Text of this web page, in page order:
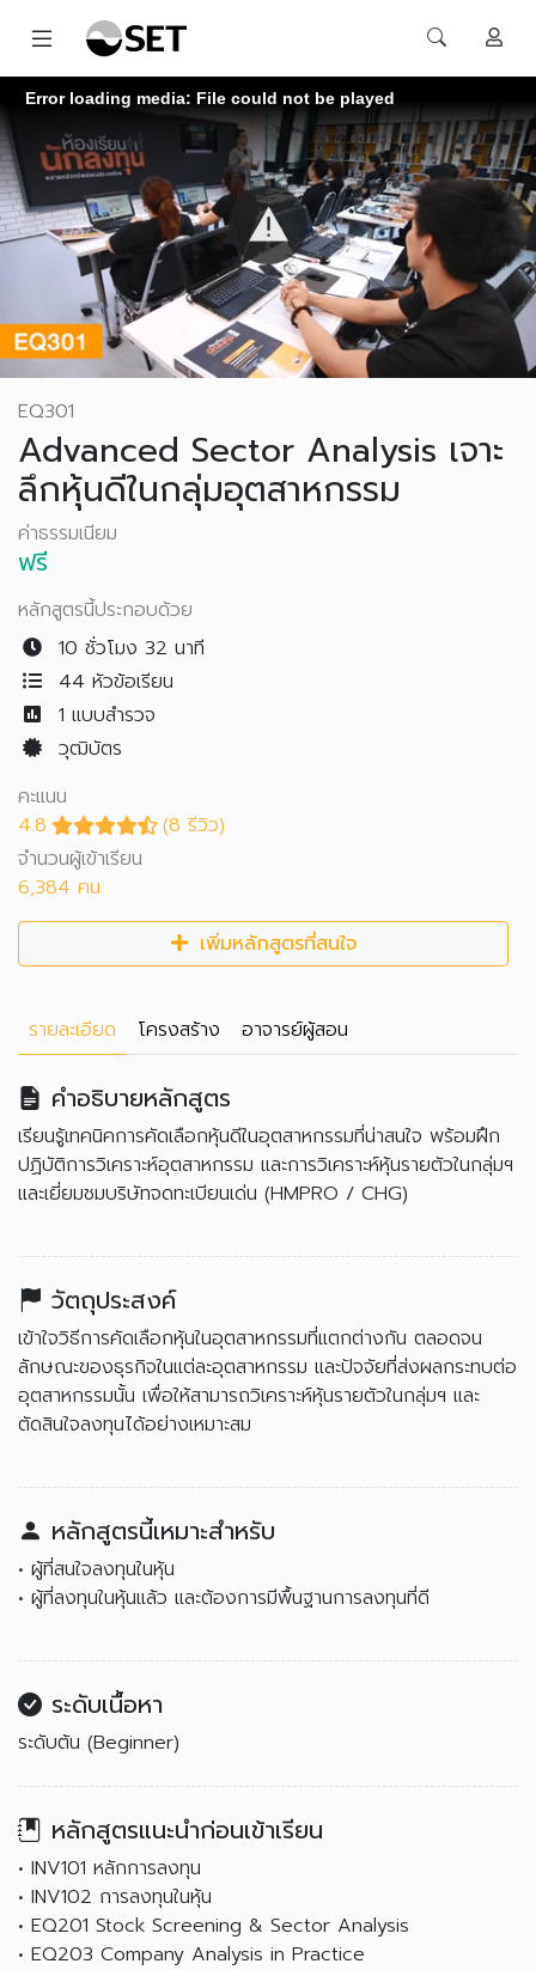
Error loading media: File could not be played
EQ301
Advanced Sector Analysis เจาะ
ลึกหุ้นดีในกลุ่มอุตสาหกรรม
ค่าธรรมเนียม
ฟรี
หลักสูตรนี้ประกอบด้วย
10 ชั่วโมง 32 นาที
44 หัวข้อเรียน
1 แบบสำรวจ
วุฒิบัตร
คะแนน
4.8
(8 รีวิว)
จำนวนผู้เข้าเรียน
6,384 คน
เพิ่มหลักสูตรที่สนใจ
รายละเอียด โครงสร้าง อาจารย์ผู้สอน
คำอธิบายหลักสูตร
เรียนรู้เทคนิคการคัดเลือกหุ้นดีในอุตสาหกรรมที่น่าสนใจ พร้อมฝึก
ปฏิบัติการวิเคราะห์อุตสาหกรรม และการวิเคราะห์หุ้นรายตัวในกลุ่มฯ
และเยี่ยมชมบริษัทจดทะเบียนเด่น (HMPRO / CHG)
วัตถุประสงค์
เข้าใจวิธีการคัดเลือกหุ้นในอุตสาหกรรมที่แตกต่างกัน ตลอดจน
ลักษณะของธุรกิจในแต่ละอุตสาหกรรม และปัจจัยที่ส่งผลกระทบต่อ
อุตสาหกรรมนั้น เพื่อให้สามารถวิเคราะห์หุ้นรายตัวในกลุ่มฯ และ
ตัดสินใจลงทุนได้อย่างเหมาะสม
หลักสูตรนี้เหมาะสำหรับ
• ผู้ที่สนใจลงทุนในหุ้น
• ผู้ที่ลงทุนในหุ้นแล้ว และต้องการมีพื้นฐานการลงทุนที่ดี
ระดับเนื้อหา
ระดับต้น (Beginner)
หลักสูตรแนะนำก่อนเข้าเรียน
• INV101 หลักการลงทุน
• INV102 การลงทุนในหุ้น
• EQ201 Stock Screening & Sector Analysis
• EQ203 Company Analysis in Practice